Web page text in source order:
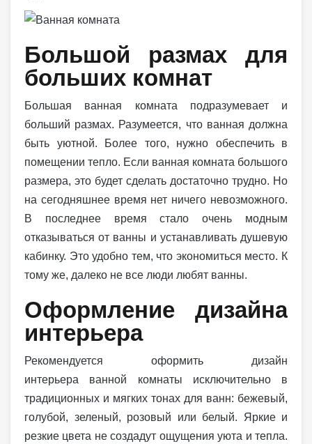
Большой размах для
больших комнат
Большая ванная комната подразумевает и
больший размах. Разумеется, что ванная должна
быть уютной. Более того, нужно обеспечить в
помещении тепло. Если ванная комната большого
размера, это будет сделать достаточно трудно. Но
на сегодняшнее время нет ничего невозможного.
В последнее время стало очень модным
отказываться от ванны и устанавливать душевую
кабинку. Это удобно тем, что экономиться место. К
тому же, далеко не все люди любят ванны.
Оформление дизайна
интерьера
Рекомендуется оформить дизайн
интерьера ванной комнаты исключительно в
традиционных и мягких тонах для ванн: бежевый,
голубой, зеленый, розовый или белый. Яркие и
резкие цвета не создадут ощущения уюта и тепла.